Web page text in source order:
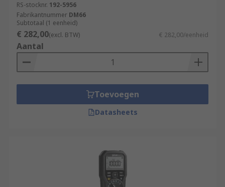
RS-stocknr. 192-5956
Fabrikantnummer DM66
Subtotaal (1 eenheid)
€ 282,00(excl. BTW) € 282,00/eenheid
Aantal
Toevoegen
Datasheets